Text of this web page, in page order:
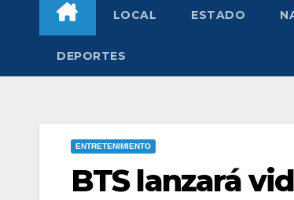
LOCAL ESTADO
DEPORTES
ENTRETENIMIENTO
BTS lanzará